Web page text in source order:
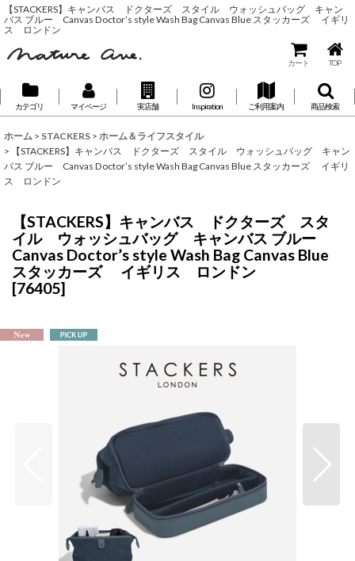
【STACKERS】キャンバス ドクターズ スタイル ウォッシュバッグ キャン
バス ブルー Canvas Doctor’s style Wash Bag Canvas Blue スタッカーズ イギリ
ス ロンドン
カート TOP
カテゴリ マイページ 実店舗 Inspiration ご利用案内 商品検索
ホーム > STACKERS > ホーム＆ライフスタイル
>
【STACKERS】キャンバス ドクターズ スタイル ウォッシュバッグ キャン
バス ブルー Canvas Doctor’s style Wash Bag Canvas Blue スタッカーズ イギリ
ス ロンドン
【STACKERS】キャンバス ドクターズ スタ
イル ウォッシュバッグ キャンバス ブルー
Canvas Doctor’s style Wash Bag Canvas Blue
スタッカーズ イギリス ロンドン
[76405]